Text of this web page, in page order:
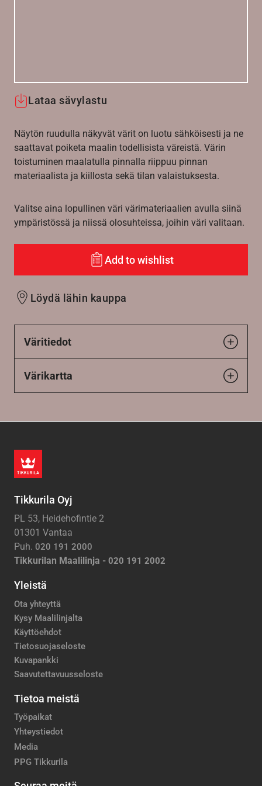
Lataa sävylastu
Näytön ruudulla näkyvät värit on luotu sähköisesti ja ne
saattavat poiketa maalin todellisista väreistä. Värin
toistuminen maalatulla pinnalla riippuu pinnan
materiaalista ja kiillosta sekä tilan valaistuksesta.
Valitse aina lopullinen väri värimateriaalien avulla siinä
ympäristössä ja niissä olosuhteissa, joihin väri valitaan.
Add to wishlist
Löydä lähin kauppa
Väritiedot
Värikartta
Tikkurila Oyj
PL 53, Heidehofintie 2
01301 Vantaa
Puh. 020 191 2000
Tikkurilan Maalilinja - 020 191 2002
Yleistä
Ota yhteyttä
Kysy Maalilinjalta
Käyttöehdot
Tietosuojaseloste
Kuvapankki
Saavutettavuusseloste
Tietoa meistä
Työpaikat
Yhteystiedot
Media
PPG Tikkurila